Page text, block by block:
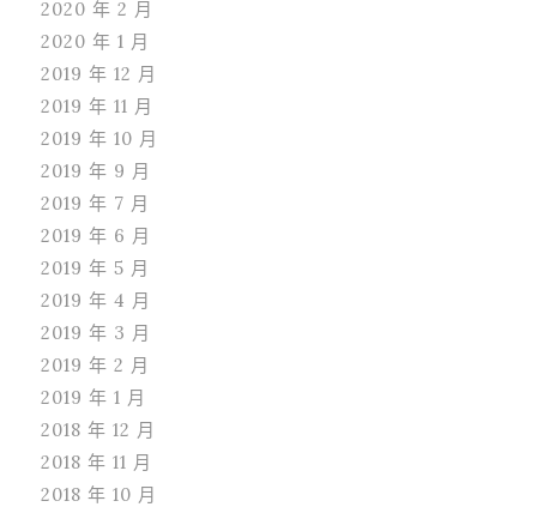
2020 年 2 月
2020 年 1 月
2019 年 12 月
2019 年 11 月
2019 年 10 月
2019 年 9 月
2019 年 7 月
2019 年 6 月
2019 年 5 月
2019 年 4 月
2019 年 3 月
2019 年 2 月
2019 年 1 月
2018 年 12 月
2018 年 11 月
2018 年 10 月